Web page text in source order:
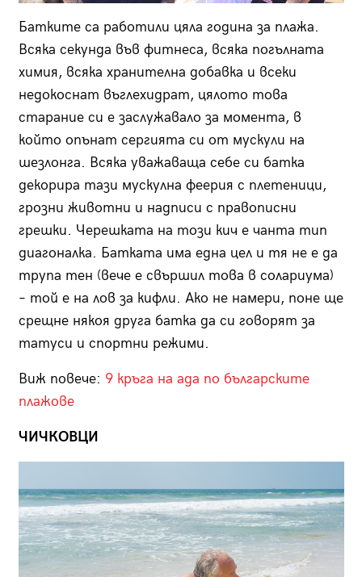
Батките са работили цяла година за плажа.
Всяка секунда във фитнеса, всяка погълната
химия, всяка хранителна добавка и всеки
недокоснат въглехидрат, цялото това
старание си е заслужавало за момента, в
който опънат сергията си от мускули на
шезлонга. Всяка уважаваща себе си батка
декорира тази мускулна фeерия с плетеници,
грозни животни и надписи с правописни
грешки. Черешката на този кич е чанта тип
диагоналка. Батката има една цел и тя не е да
трупа тен (вече е свършил това в солариума)
– той е на лов за кифли. Ако не намери, поне ще
срещне някоя друга батка да си говорят за
татуси и спортни режими.
Виж повече: 9 кръга на ада по българските
плажове
ЧИЧКОВЦИ